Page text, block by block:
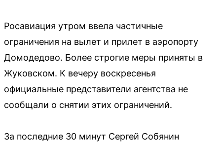
Росавиация утром ввела частичные
ограничения на вылет и прилет в аэропорту
Домодедово. Более строгие меры приняты в
Жуковском. К вечеру воскресенья
официальные представители агентства не
сообщали о снятии этих ограничений.
За последние 30 минут Сергей Собянин